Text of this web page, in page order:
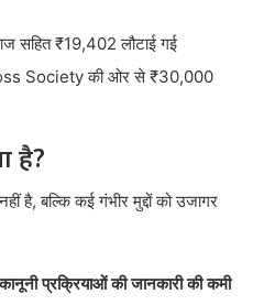
सहित ₹19,402 लौटाई गई
Society की ओर से ₹30,000
है?
है, बल्कि कई गंभीर मुद्दों को उजागर
प्रक्रियाओं की जानकारी की कमी